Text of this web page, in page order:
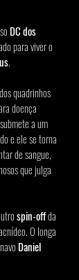
DC dos
para viver o
.
quadrinhos
doença
a um
e ele se torna
de sangue,
que julga
spin-off da
O longa
Daniel